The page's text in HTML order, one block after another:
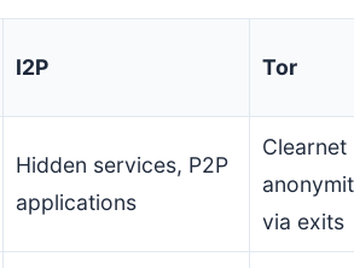
I2P Tor
Hidden services, P2P
applications
Clearnet
via exits